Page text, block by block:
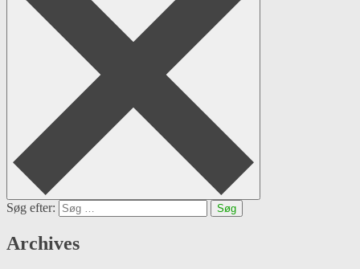
Søg efter:
Archives